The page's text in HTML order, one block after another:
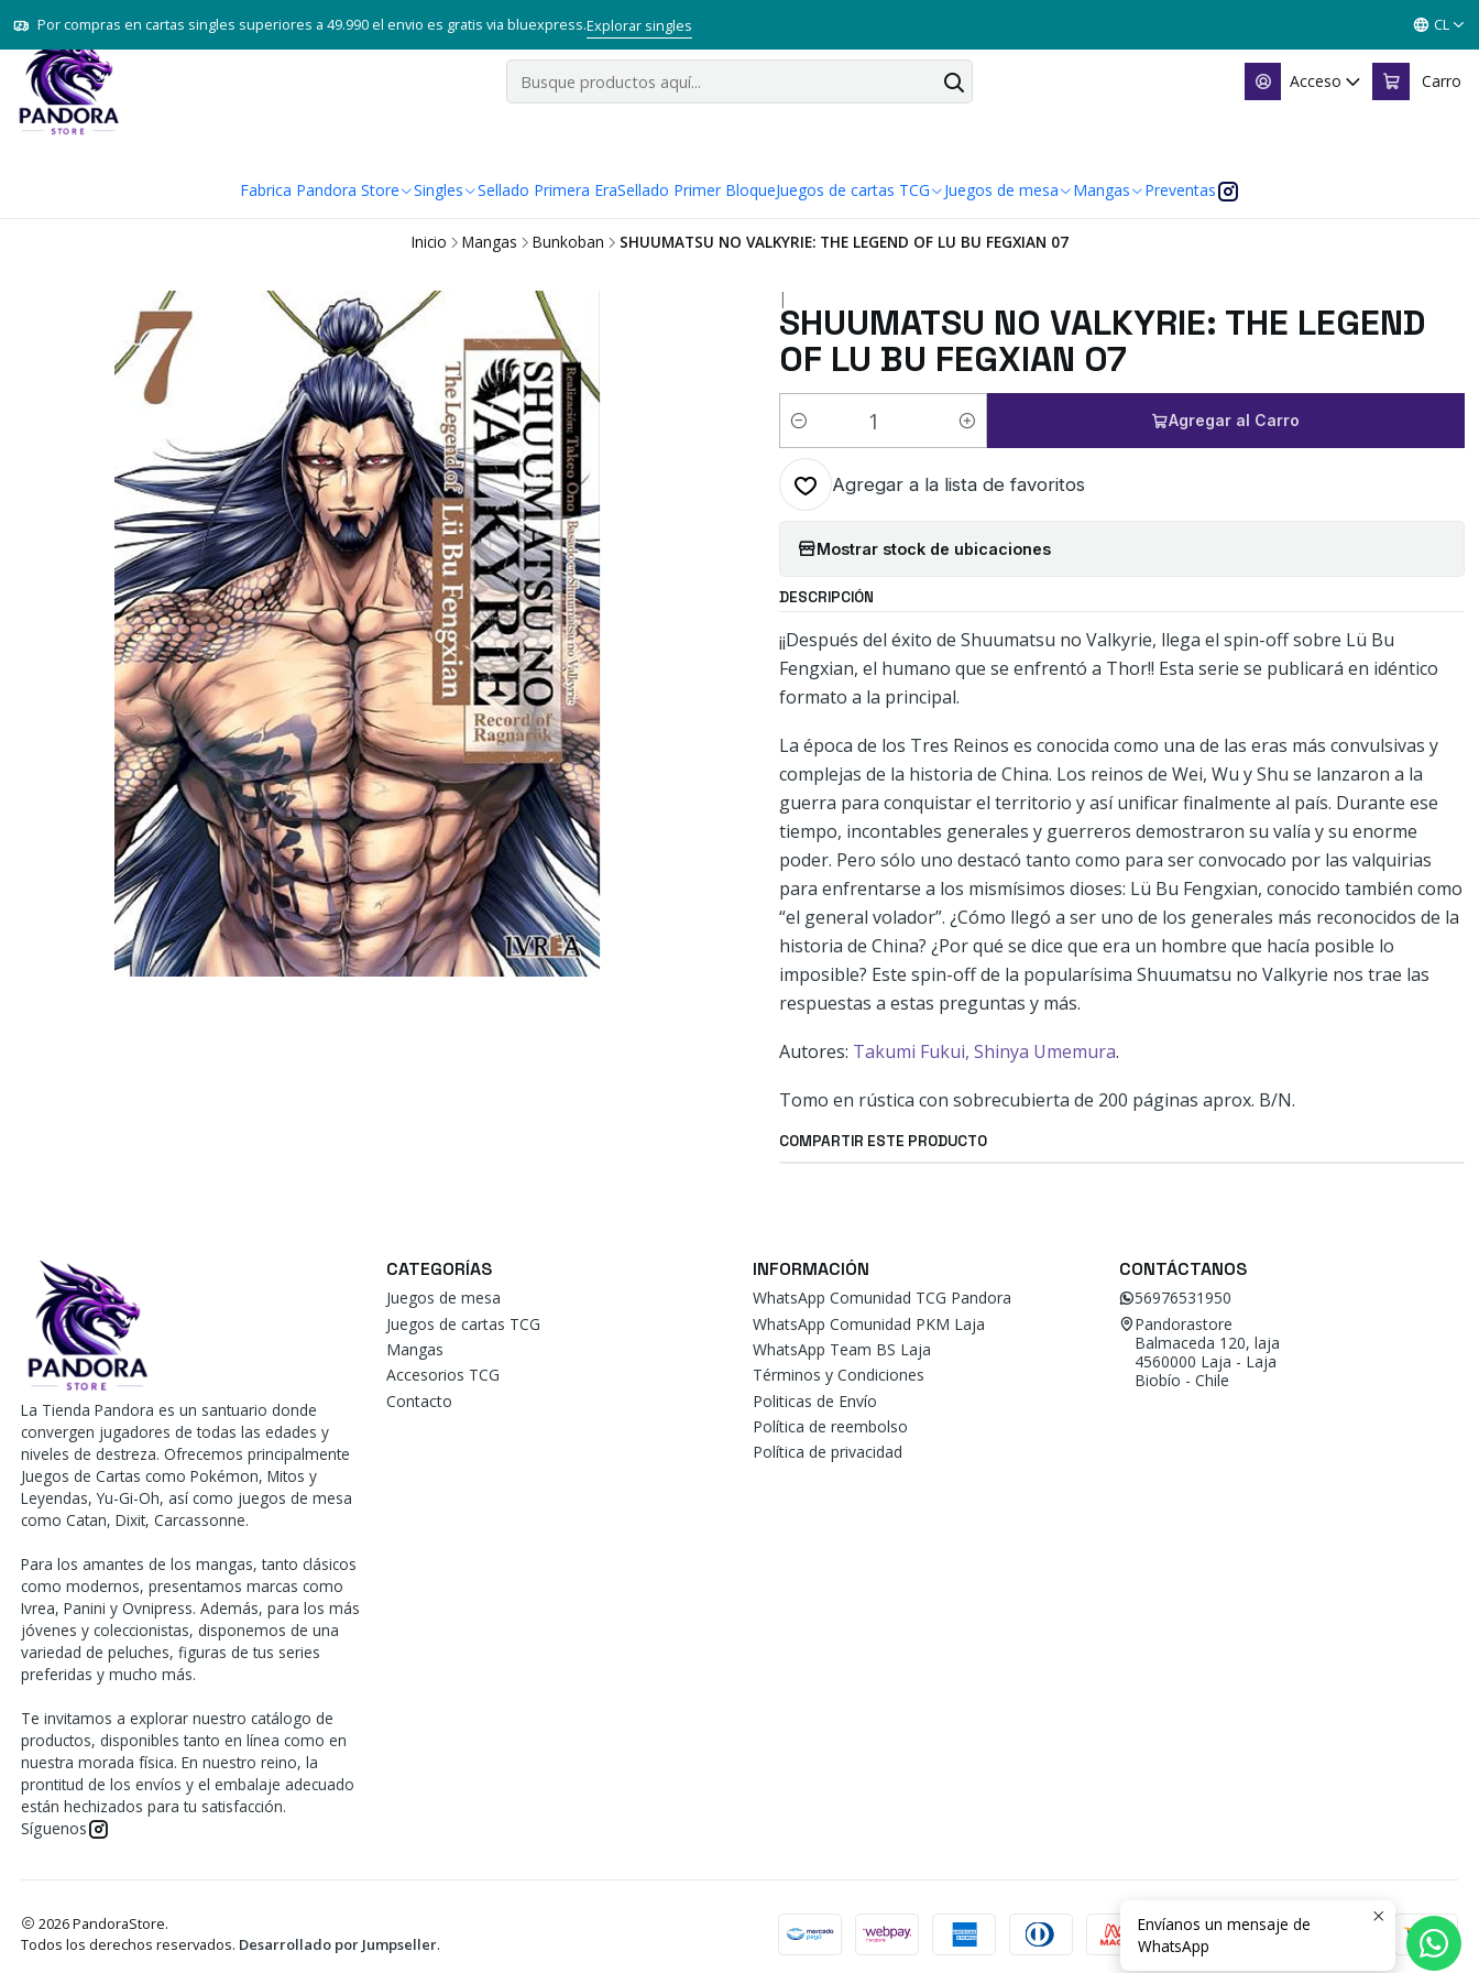
Acceso Carro
Fabrica Pandora Store Singles Sellado Primera EraSellado Primer BloqueJuegos de cartas TCG Juegos de mesa Mangas Preventas
Por compras en cartas singles superiores a 49.990 el envio es gratis via bluexpress.Explorar singles CL
Inicio Mangas Bunkoban SHUUMATSU NO VALKYRIE: THE LEGEND OF LU BU FEGXIAN 07
|
SHUUMATSU NO VALKYRIE: THE LEGEND
OF LU BU FEGXIAN 07
Cantidad
Agregar al Carro
Agregar a la lista de favoritos
Mostrar stock de ubicaciones
DESCRIPCIÓN
¡¡Después del éxito de Shuumatsu no Valkyrie, llega el spin-off sobre Lü Bu
Fengxian, el humano que se enfrentó a Thor!! Esta serie se publicará en idéntico
formato a la principal.
La época de los Tres Reinos es conocida como una de las eras más convulsivas y
complejas de la historia de China. Los reinos de Wei, Wu y Shu se lanzaron a la
guerra para conquistar el territorio y así unificar finalmente al país. Durante ese
tiempo, incontables generales y guerreros demostraron su valía y su enorme
poder. Pero sólo uno destacó tanto como para ser convocado por las valquirias
para enfrentarse a los mismísimos dioses: Lü Bu Fengxian, conocido también como
“el general volador”. ¿Cómo llegó a ser uno de los generales más reconocidos de la
historia de China? ¿Por qué se dice que era un hombre que hacía posible lo
imposible? Este spin-off de la popularísima Shuumatsu no Valkyrie nos trae las
respuestas a estas preguntas y más.
Autores: Takumi Fukui, Shinya Umemura.
Tomo en rústica con sobrecubierta de 200 páginas aprox. B/N.
COMPARTIR ESTE PRODUCTO
La Tienda Pandora es un santuario donde
convergen jugadores de todas las edades y
niveles de destreza. Ofrecemos principalmente
Juegos de Cartas como Pokémon, Mitos y
Leyendas, Yu-Gi-Oh, así como juegos de mesa
como Catan, Dixit, Carcassonne.
Para los amantes de los mangas, tanto clásicos
como modernos, presentamos marcas como
Ivrea, Panini y Ovnipress. Además, para los más
jóvenes y coleccionistas, disponemos de una
variedad de peluches, figuras de tus series
preferidas y mucho más.
Te invitamos a explorar nuestro catálogo de
productos, disponibles tanto en línea como en
nuestra morada física. En nuestro reino, la
prontitud de los envíos y el embalaje adecuado
están hechizados para tu satisfacción.
Síguenos
CATEGORÍAS
Juegos de mesa
Juegos de cartas TCG
Mangas
Accesorios TCG
Contacto
INFORMACIÓN
WhatsApp Comunidad TCG Pandora
WhatsApp Comunidad PKM Laja
WhatsApp Team BS Laja
Términos y Condiciones
Politicas de Envío
Política de reembolso
Política de privacidad
CONTÁCTANOS
56976531950
Pandorastore
Balmaceda 120, laja
4560000 Laja - Laja
Biobío - Chile
2026 PandoraStore.
Todos los derechos reservados. Desarrollado por Jumpseller.
Envíanos un mensaje de
WhatsApp